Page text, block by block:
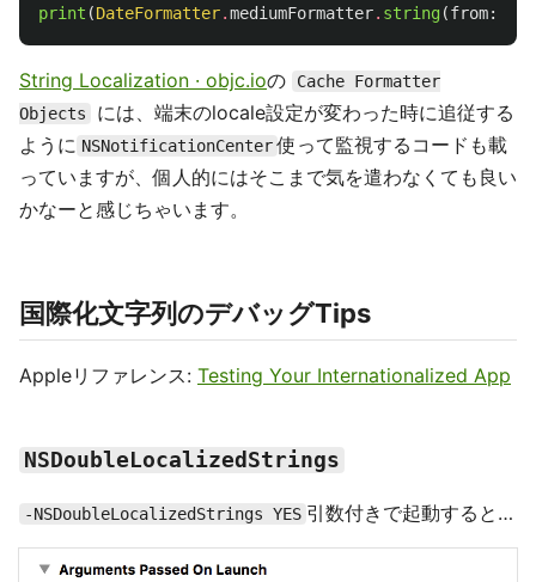
print (DateFormatter.mediumFormatter. string(from:
String Localization · objc.ioの
Cache Formatter
Objects
には、端末のlocale設定が変わった時に追従する
ように NSNotificationCenter 使って監視するコードも載
っていますが、個人的にはそこまで気を遣わなくても良い
かなーと感じちゃいます。
国際化文字列のデバッグTips
Appleリファレンス: Testing Your Internationalized App
NSDoubleLocalizedStrings
-NSDoubleLocalizedStrings YES 引数付きで起動すると…